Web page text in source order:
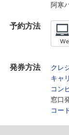
阿寒
予約方法
発券方法
クレ
キャ
コン
窓口
コー